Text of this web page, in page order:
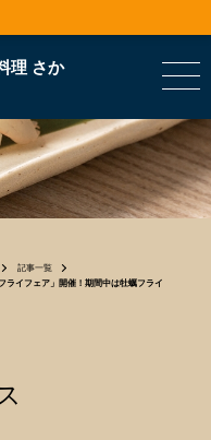
理 さか
記事一覧
ライフェア」開催！期間中は牡蠣フライ